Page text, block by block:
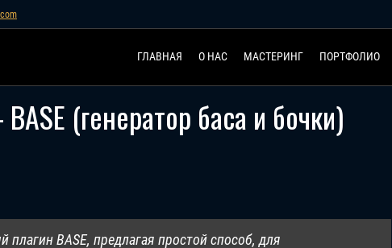
ГЛАВНАЯ О НАС МАСТЕРИНГ ПОРТФОЛИО
(генератор баса и бочки)
плагин BASE, предлагая простой способ, для